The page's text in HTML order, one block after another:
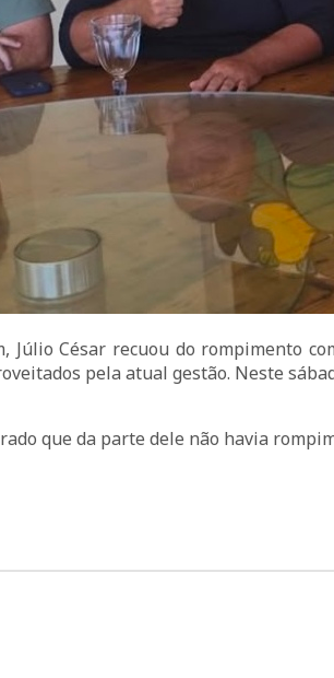
Júlio César recuou do rompimento
pela atual gestão. Neste
que da parte dele não havia